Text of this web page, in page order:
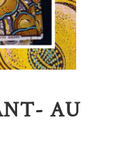
AU